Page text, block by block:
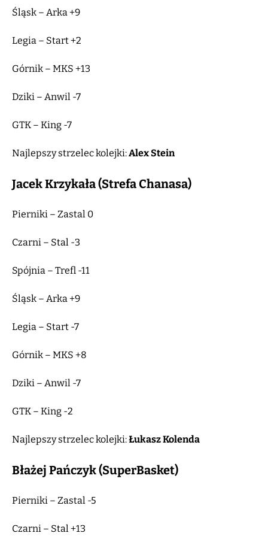
Śląsk – Arka +9
Legia – Start +2
Górnik – MKS +13
Dziki – Anwil -7
GTK – King -7
Najlepszy strzelec kolejki:Alex Stein
Jacek Krzykała (Strefa Chanasa)
Pierniki – Zastal 0
Czarni – Stal -3
Spójnia – Trefl -11
Śląsk – Arka +9
Legia – Start -7
Górnik – MKS +8
Dziki – Anwil -7
GTK – King -2
Najlepszy strzelec kolejki:Łukasz Kolenda
Błażej Pańczyk (SuperBasket)
Pierniki – Zastal -5
Czarni – Stal +13